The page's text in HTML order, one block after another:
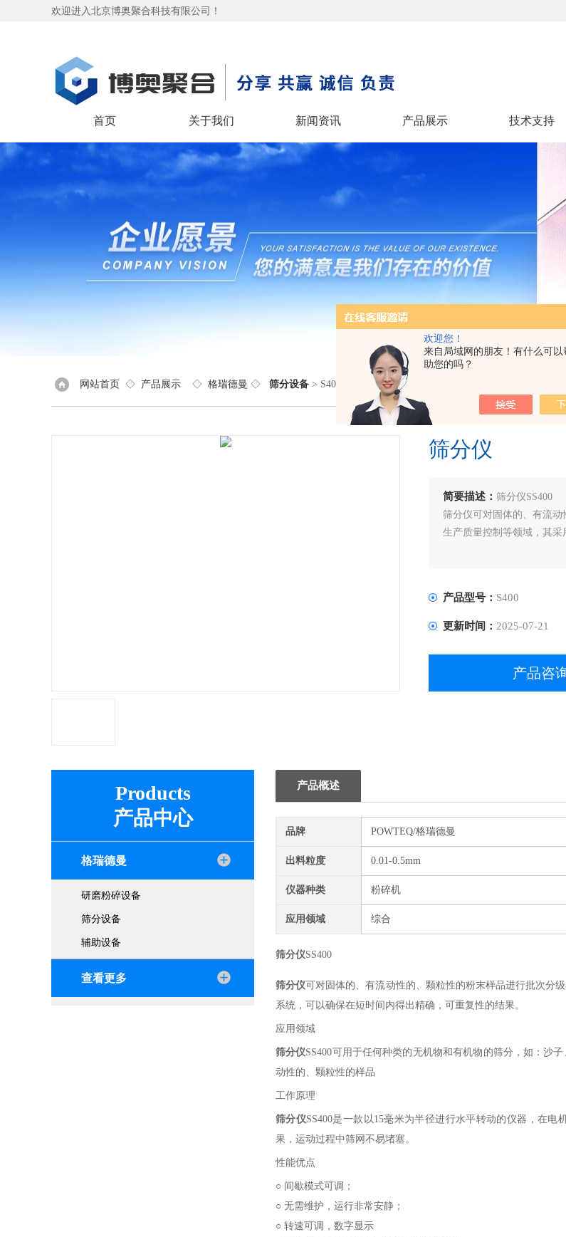
欢迎您！
来自局域网的朋友！有什么可以
助您的吗？
欢迎进入北京博奥聚合科技有限公司！
首页 关于我们 新闻资讯 产品展示 技术支持
网站首页 ◇ 产品展示 ◇ 格瑞德曼 ◇ 筛分设备 > S400筛分仪
筛分仪
简要描述： 筛分仪SS400
筛分仪可对固体的、有流动
生产质量控制等领域，其采
产品型号： S400
更新时间： 2025-07-21
产品咨
Products
产品中心
格瑞德曼
研磨粉碎设备
筛分设备
辅助设备
查看更多
产品概述
品牌 POWTEQ/格瑞德曼
出料粒度 0.01-0.5mm
仪器种类 粉碎机
应用领域 综合
筛分仪SS400
筛分仪可对固体的、有流动性的、颗粒性的粉末样品进行批次分
系统，可以确保在短时间内得出精确，可重复性的结果。
应用领域
筛分仪SS400可用于任何种类的无机物和有机物的筛分，如：沙
动性的、颗粒性的样品
工作原理
筛分仪SS400是一款以15毫米为半径进行水平转动的仪器，在
果，运动过程中筛网不易堵塞。
性能优点
○ 间歇模式可调；
○ 无需维护，运行非常安静；
○ 转速可调，数字显示